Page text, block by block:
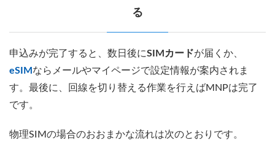
る
申込みが完了すると、数日後にSIMカードが届くか、
eSIM ならメールやマイページで設定情報が案内されま
す。最後に、回線を切り替える作業を行えばMNPは完了
です。
物理SIMの場合のおおまかな流れは次のとおりです。